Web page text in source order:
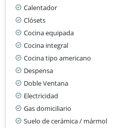
Calentador
Clósets
Cocina equipada
Cocina integral
Cocina tipo americano
Despensa
Doble Ventana
Electricidad
Gas domiciliario
Suelo de cerámica / mármol